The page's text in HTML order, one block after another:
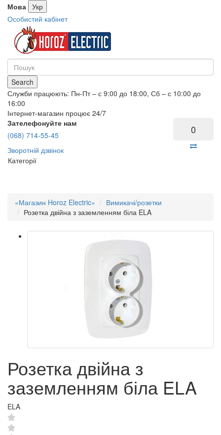
Мова Укр
Особистий кабінет
Search
Служби працюють: Пн-Пт – с 9:00 до 18:00, Сб – с 10:00 до
16:00
Інтернет-магазин процює 24/7
Зателефонуйте нам
(068) 714-55-45
Зворотній дзвінок
0
Категорії
«Магазин Horoz Electric»
Вимикачі/розетки
Розетка двійна з заземленням біла ELA
Розетка двійна з
заземленням біла ELA
ELA